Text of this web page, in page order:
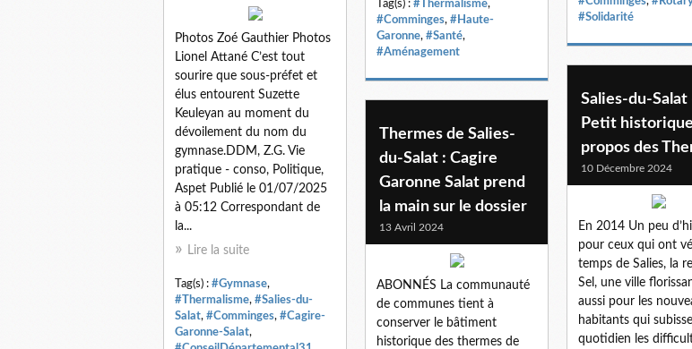
Tag(s) : #Thermalisme,
#Comminges, #Haute-
Garonne, #Santé,
#Aménagement
#Solidarité
Photos Zoé Gauthier Photos
Lionel Attané C’est tout
sourire que sous-préfet et
élus entourent Suzette
Keuleyan au moment du
dévoilement du nom du
gymnase.DDM, Z.G. Vie
pratique - conso, Politique,
Aspet Publié le 01/07/2025
à 05:12 Correspondant de
la...
Lire la suite
Tag(s) : #Gymnase,
#Thermalisme, #Salies-du-
Salat, #Comminges, #Cagire-
Garonne-Salat,
Salies-du-Salat
Petit
propos des
10 Décembre 2024
En 2014 Un peu
pour ceux qui ont
temps de Salies, la
Sel, une ville
aussi pour les
habitants qui
quotidien les
Thermes de Salies-
du-Salat : Cagire
Garonne Salat prend
la main sur le dossier
13 Avril 2024
ABONNÉS La communauté
de communes tient à
conserver le bâtiment
historique des thermes de